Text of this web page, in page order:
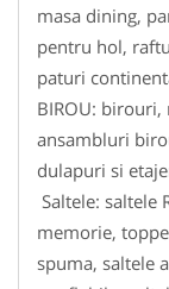
masa dining,
pentru hol,
paturi
BIROU:
ansambluri
dulapuri si
Saltele: saltele
memorie,
spuma, saltele